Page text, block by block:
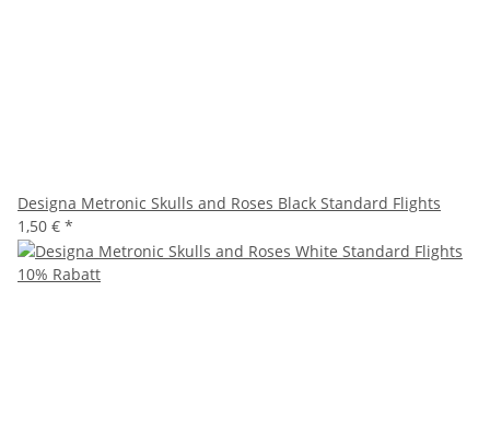
Designa Metronic Skulls and Roses Black Standard Flights
1,50 € *
10% Rabatt